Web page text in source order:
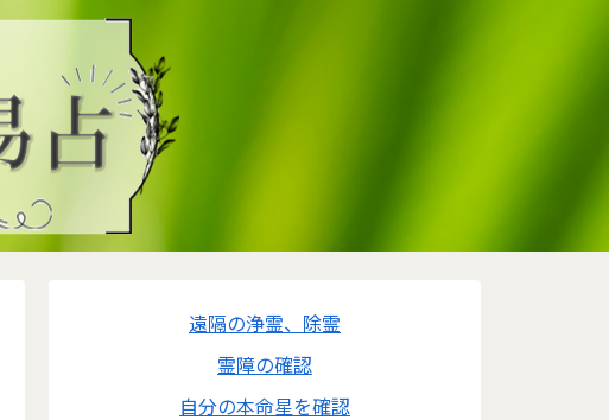
遠隔の浄霊、除霊
霊障の確認
自分の本命星を確認